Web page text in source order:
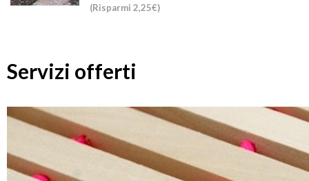
(Risparmi 2,25€)
Servizi offerti